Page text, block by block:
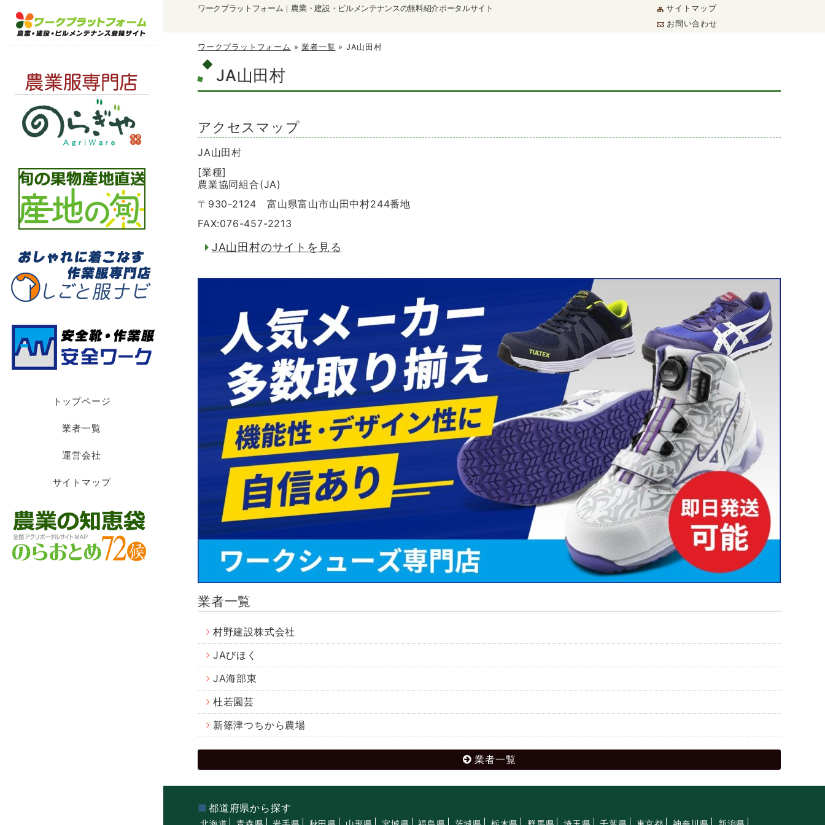
ワークプラットフォーム｜農業・建設・ビルメンテナンスの無料紹介ポータルサイト
サイトマップ
お問い合わせ
トップページ
業者一覧
運営会社
サイトマップ
ワークプラットフォーム »業者一覧 » JA山田村
JA山田村
アクセスマップ
JA山田村
[業種]
農業協同組合(JA)
〒930-2124 富山県富山市山田中村244番地
FAX:076-457-2213
JA山田村のサイトを見る
業者一覧
村野建設株式会社
JAびほく
JA海部東
杜若園芸
新篠津つちから農場
業者一覧
都道府県から探す